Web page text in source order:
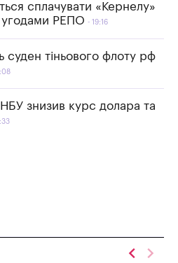
сплачувати «Кернелу»
РЕПО
19:16
суден тіньового флоту рф
знизив курс долара та